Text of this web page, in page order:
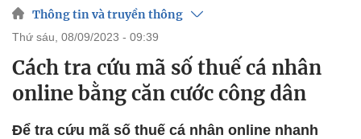
Thông tin và truyền thông
thứ sáu, 08/09/2023 - 09:39
Cách tra cứu mã số thuế cá nhân
online bằng căn cước công dân
Để tra cứu mã số thuế cá nhân online nhanh